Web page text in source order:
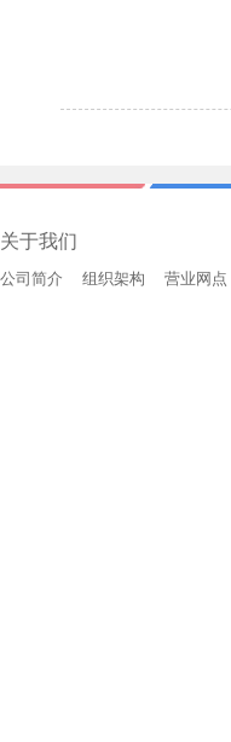
关于我们
公司简介 组织架构 营业网点